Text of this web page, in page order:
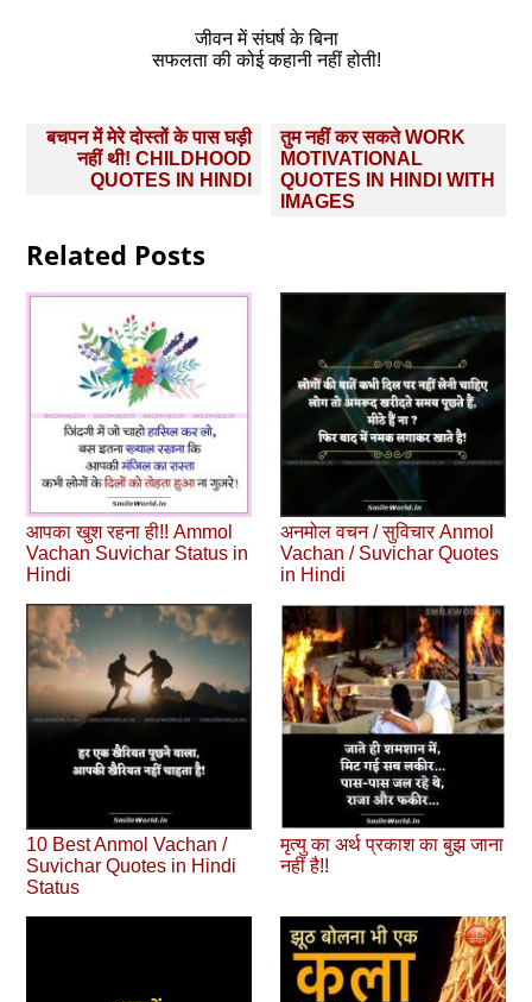
जीवन में संघर्ष के बिना
सफलता की कोई कहानी नहीं होती!
Post
navigation
बचपन में मेरे दोस्तों के पास घड़ी
नहीं थी! CHILDHOOD
QUOTES IN HINDI
तुम नहीं कर सकते WORK
MOTIVATIONAL
QUOTES IN HINDI WITH
IMAGES
Related Posts
आपका खुश रहना ही!! Ammol
Vachan Suvichar Status in
Hindi
अनमोल वचन / सुविचार Anmol
Vachan / Suvichar Quotes
in Hindi
10 Best Anmol Vachan /
Suvichar Quotes in Hindi
Status
मृत्यु का अर्थ प्रकाश का बुझ जाना
नहीं है!!